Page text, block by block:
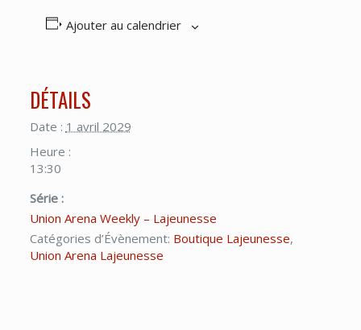
Ajouter au calendrier
DÉTAILS
Date : 1 avril 2029
Heure :
13:30
Série :
Union Arena Weekly – Lajeunesse
Catégories d’Évènement: Boutique Lajeunesse,
Union Arena Lajeunesse